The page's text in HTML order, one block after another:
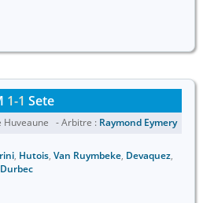
1-1 Sete
Huveaune - Arbitre : Raymond Eymery
, Hutois, Van Ruymbeke, Devaquez,
Durbec